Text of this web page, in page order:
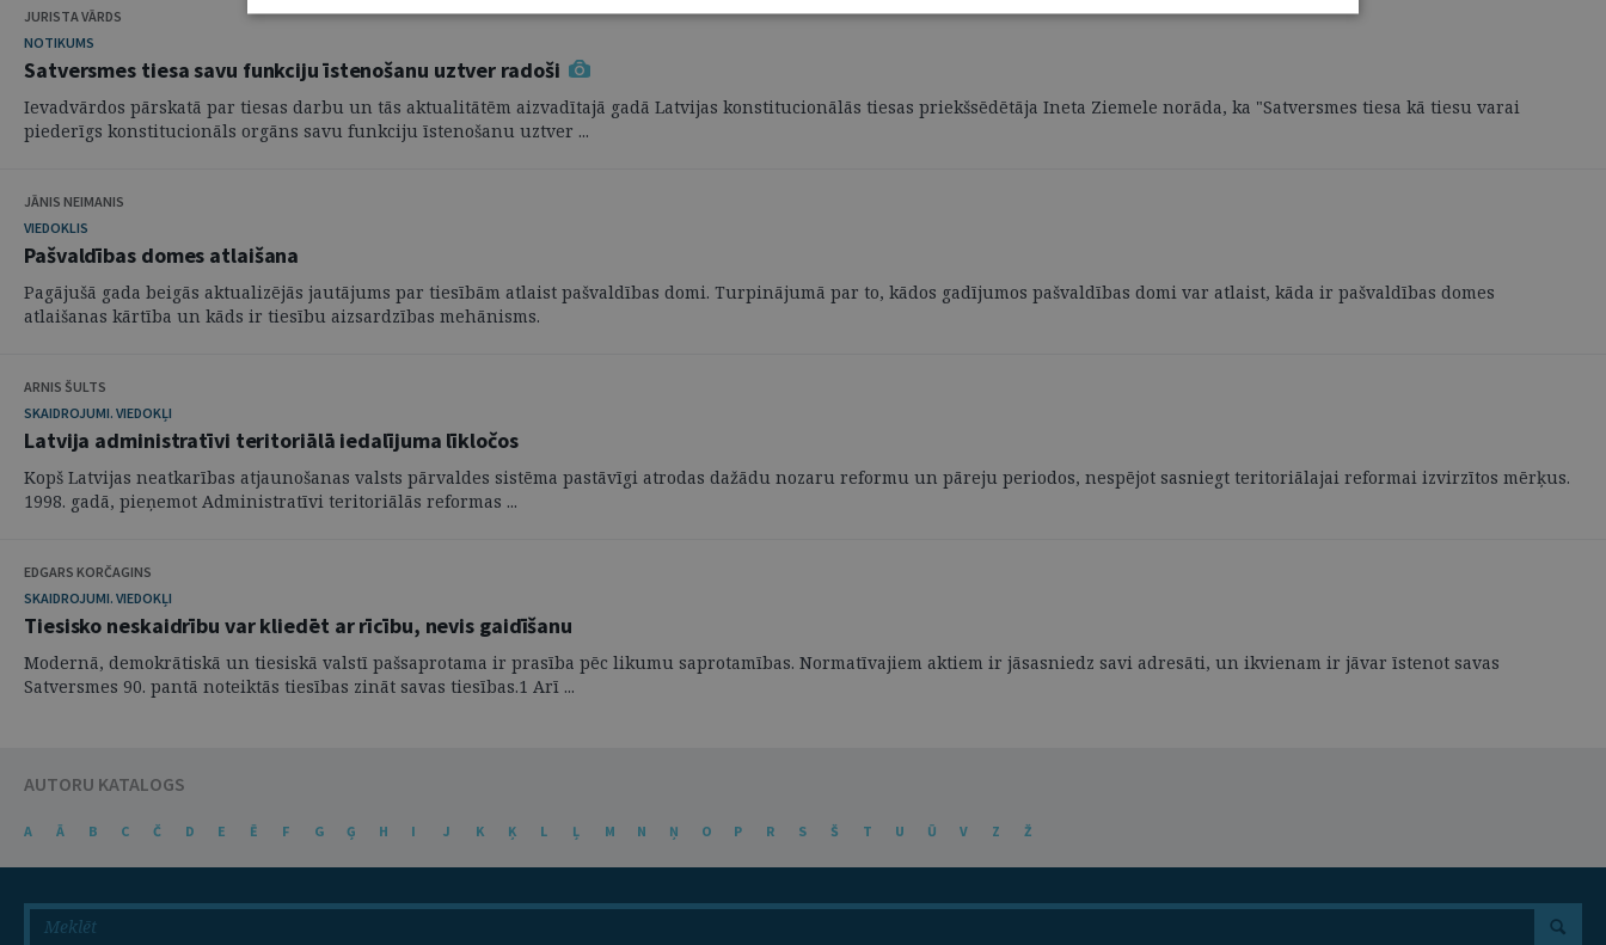
JURISTA VĀRDS
NOTIKUMS
Satversmes tiesa savu funkciju īstenošanu uztver radoši
Ievadvārdos pārskatā par tiesas darbu un tās aktualitātēm aizvadītajā gadā Latvijas konstitucionālās tiesas priekšsēdētāja Ineta Ziemele norāda, ka "Satversmes tiesa kā tiesu varai
piederīgs konstitucionāls orgāns savu funkciju īstenošanu uztver ...
JĀNIS NEIMANIS
VIEDOKLIS
Pašvaldības domes atlaišana
Pagājušā gada beigās aktualizējās jautājums par tiesībām atlaist pašvaldības domi. Turpinājumā par to, kādos gadījumos pašvaldības domi var atlaist, kāda ir pašvaldības domes
atlaišanas kārtība un kāds ir tiesību aizsardzības mehānisms.
ARNIS ŠULTS
SKAIDROJUMI. VIEDOKĻI
Latvija administratīvi teritoriālā iedalījuma līkločos
Kopš Latvijas neatkarības atjaunošanas valsts pārvaldes sistēma pastāvīgi atrodas dažādu nozaru reformu un pāreju periodos, nespējot sasniegt teritoriālajai reformai izvirzītos mērķus.
1998. gadā, pieņemot Administratīvi teritoriālās reformas ...
EDGARS KORČAGINS
SKAIDROJUMI. VIEDOKĻI
Tiesisko neskaidrību var kliedēt ar rīcību, nevis gaidīšanu
Modernā, demokrātiskā un tiesiskā valstī pašsaprotama ir prasība pēc likumu saprotamības. Normatīvajiem aktiem ir jāsasniedz savi adresāti, un ikvienam ir jāvar īstenot savas
Satversmes 90. pantā noteiktās tiesības zināt savas tiesības.1 Arī ...
AUTORU KATALOGS
A Ā B C Č D E Ē F G Ģ H I J K Ķ L Ļ M N Ņ O P R S Š T U Ū V Z Ž